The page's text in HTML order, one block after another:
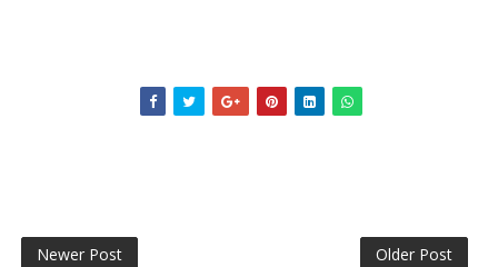
Newer Post Older Post